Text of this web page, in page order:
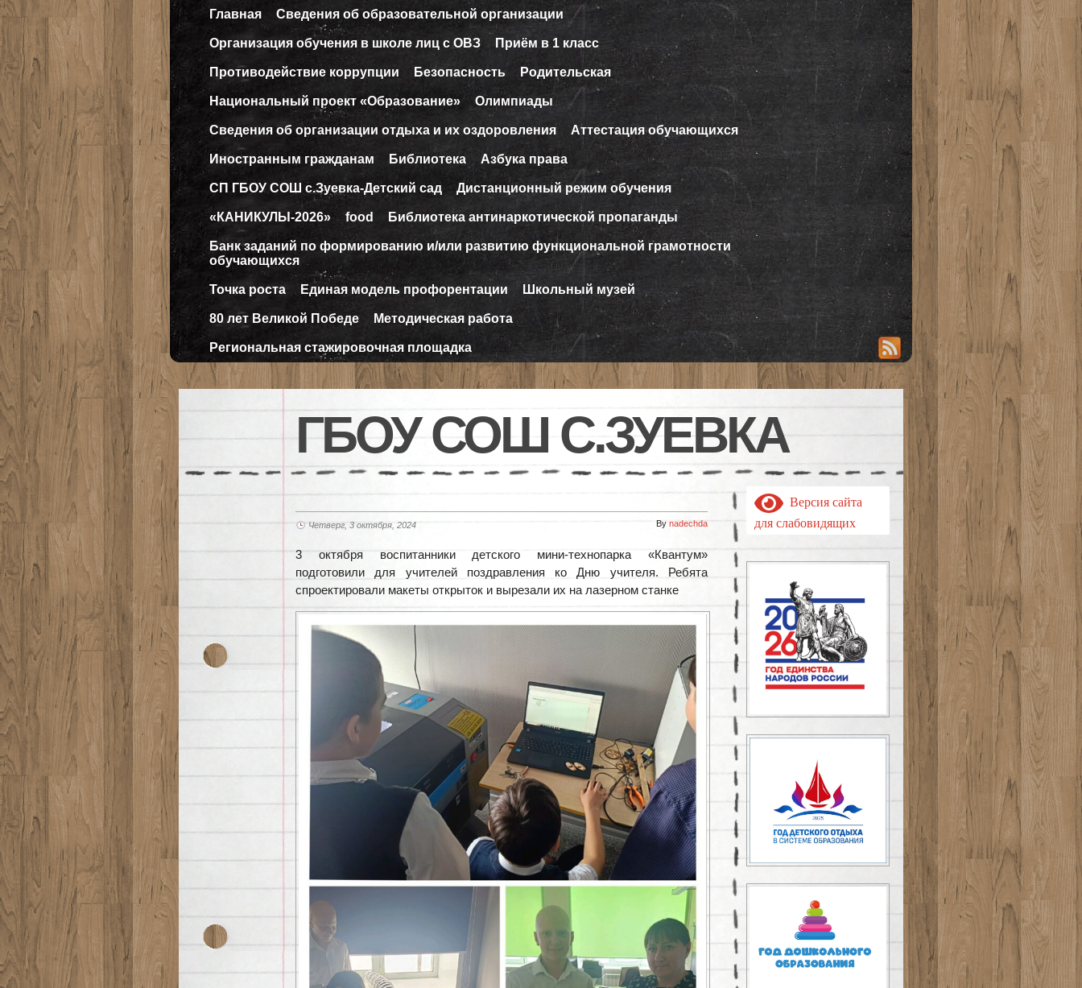
Главная Сведения об образовательной организации
Организация обучения в школе лиц с ОВЗ Приём в 1 класс
Противодействие коррупции Безопасность Родительская
Национальный проект «Образование» Олимпиады
Сведения об организации отдыха и их оздоровления Аттестация обучающихся
Иностранным гражданам Библиотека Азбука права
СП ГБОУ СОШ с.Зуевка-Детский сад Дистанционный режим обучения
«КАНИКУЛЫ-2026» food Библиотека антинаркотической пропаганды
Банк заданий по формированию и/или развитию функциональной грамотности
обучающихся
Точка роста Единая модель профорентации Школьный музей
80 лет Великой Победе Методическая работа
Региональная стажировочная площадка
ГБОУ СОШ С.ЗУЕВКА
By nadechda
Четверг, 3 октября, 2024
3 октября воспитанники детского мини-технопарка «Квантум»
подготовили для учителей поздравления ко Дню учителя. Ребята
спроектировали макеты открыток и вырезали их на лазерном станке
Версия сайта
для слабовидящих